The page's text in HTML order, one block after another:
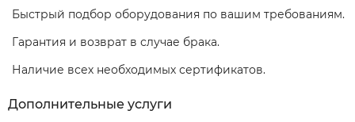
Быстрый подбор оборудования по вашим требованиям.
Гарантия и возврат в случае брака.
Наличие всех необходимых сертификатов.
Дополнительные услуги